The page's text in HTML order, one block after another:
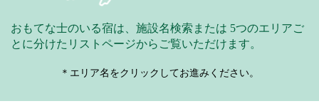
おもてな士のいる宿は、施設名検索または 5つのエリアご
とに分けたリストページからご覧いただけます。
＊エリア名をクリックしてお進みください。